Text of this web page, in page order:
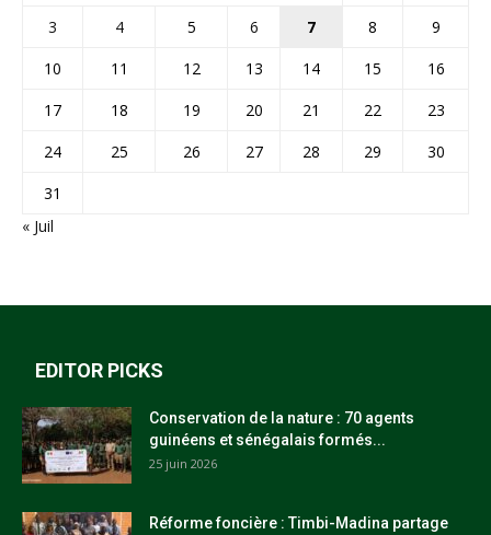
3
4 5 6 7 8
9
10
11 12 13 14 15
16
17
18 19 20 21 22
23
24
25 26 27 28 29
30
31
« Juil
EDITOR PICKS
Conservation de la nature : 70 agents
guinéens et sénégalais formés...
25 juin 2026
Réforme foncière : Timbi-Madina partage